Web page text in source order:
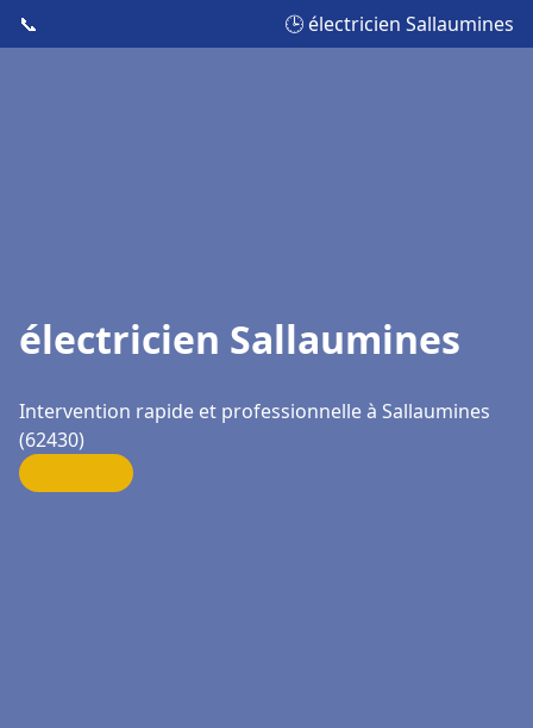
📞 🕒 électricien Sallaumines
électricien Sallaumines
Intervention rapide et professionnelle à Sallaumines
(62430)